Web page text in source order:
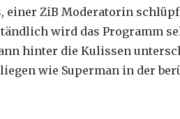
einer ZiB Moderatorin
wird das Programm
hinter die Kulissen
wie Superman in der